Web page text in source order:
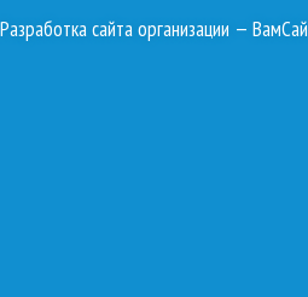
Разработка сайта организации —